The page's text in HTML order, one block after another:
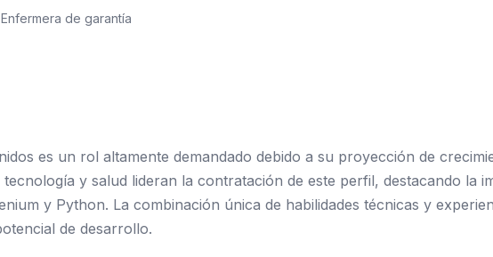
de garantía
es un rol altamente demandado debido a su proyección de
y salud lideran la contratación de este perfil, destacando la
y Python. La combinación única de habilidades técnicas y
de desarrollo.